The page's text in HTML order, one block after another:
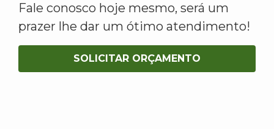
Fale conosco hoje mesmo, será um
prazer lhe dar um ótimo atendimento!
SOLICITAR ORÇAMENTO